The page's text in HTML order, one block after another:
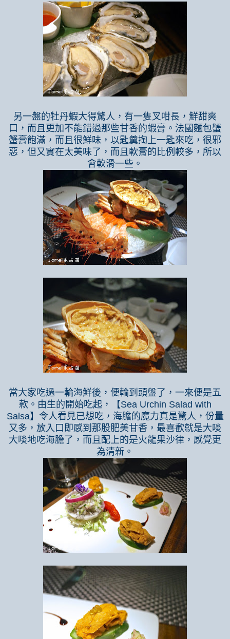
另一盤的牡丹蝦大得驚人，有一隻叉咁長，鮮甜爽
口，而且更加不能錯過那些甘香的蝦膏。法國麵包蟹
蟹膏飽滿，而且很鮮味，以匙羹掏上一匙來吃，很邪
惡，但又實在太美味了，而且軟膏的比例較多，所以
會軟滑一些。
當大家吃過一輪海鮮後，便輪到頭盤了，一來便是五
款。由生的開始吃起，【Sea Urchin Salad with
Salsa】令人看見已想吃，海膽的魔力真是驚人，份量
又多，放入口即感到那股肥美甘香，最喜歡就是大啖
大啖地吃海膽了，而且配上的是火龍果沙律，感覺更
為清新。